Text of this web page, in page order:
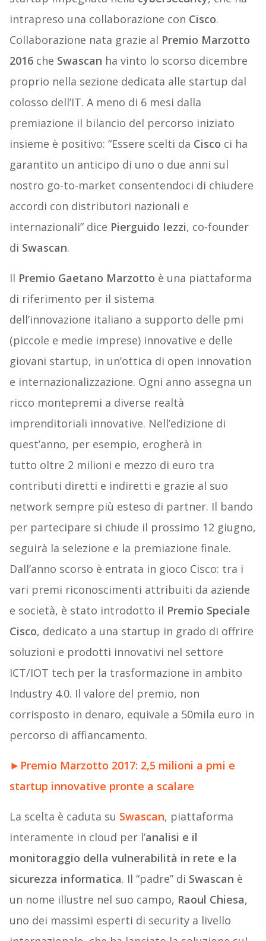
intrapreso una collaborazione con Cisco.
Collaborazione nata grazie al Premio Marzotto
2016che Swascan ha vinto lo scorso dicembre
proprio nella sezione dedicata alle startup dal
colosso dell’IT. A meno di 6 mesi dalla
premiazione il bilancio del percorso iniziato
insieme è positivo: “Essere scelti da Cisco ci ha
garantito un anticipo di uno o due anni sul
nostro go-to-market consentendoci di chiudere
accordi con distributori nazionali e
internazionali” dice Pierguido Iezzi, co-founder
di Swascan.
Il Premio Gaetano Marzotto è una piattaforma
di riferimento per il sistema
dell’innovazione italiano a supporto delle pmi
(piccole e medie imprese) innovative e delle
giovani startup, in un’ottica di open innovation
e internazionalizzazione. Ogni anno assegna un
ricco montepremi a diverse realtà
imprenditoriali innovative. Nell’edizione di
quest’anno, per esempio, erogherà in
tutto oltre 2 milioni e mezzo di euro tra
contributi diretti e indiretti e grazie al suo
network sempre più esteso di partner. Il bando
per partecipare si chiude il prossimo 12 giugno,
seguirà la selezione e la premiazione finale.
Dall’anno scorso è entrata in gioco Cisco: tra i
vari premi riconoscimenti attribuiti da aziende
e società, è stato introdotto il Premio Speciale
Cisco, dedicato a una startup in grado di offrire
soluzioni e prodotti innovativi nel settore
ICT/IOT tech per la trasformazione in ambito
Industry 4.0. Il valore del premio, non
corrisposto in denaro, equivale a 50mila euro in
percorso di affiancamento.
► Premio Marzotto 2017: 2,5 milioni a pmi e
startup innovative pronte a scalare
La scelta è caduta su Swascan, piattaforma
interamente in cloud per l’analisi e il
monitoraggio della vulnerabilità in rete e la
sicurezza informatica. Il “padre” di Swascan è
un nome illustre nel suo campo, Raoul Chiesa,
uno dei massimi esperti di security a livello